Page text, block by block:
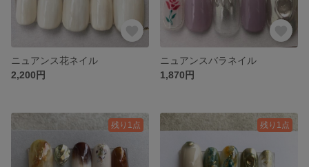
ニュアンス花ネイル
2,200円
ニュアンスバラネイル
1,870円
残り1点 残り1点